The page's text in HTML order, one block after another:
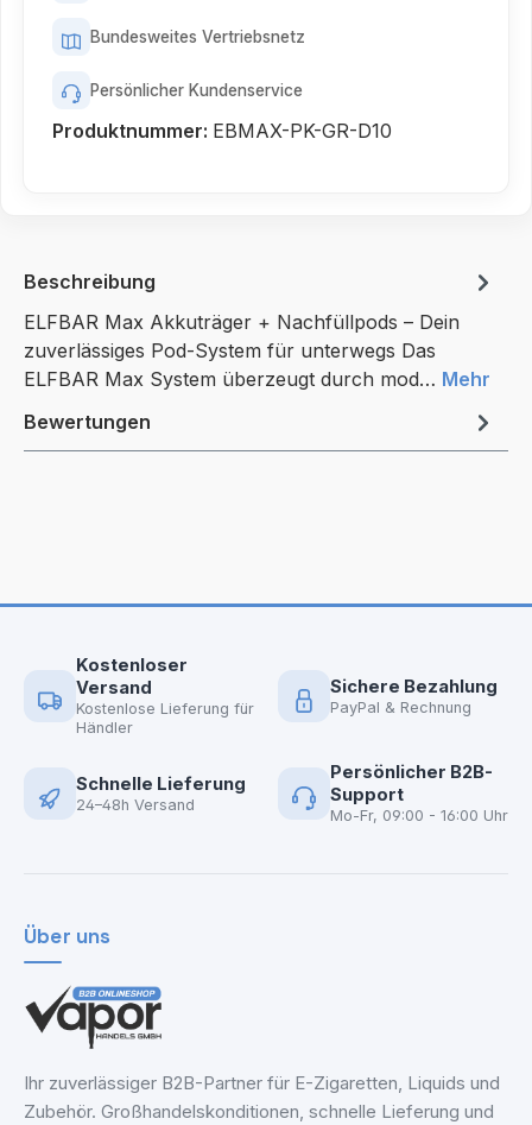
Bundesweites Vertriebsnetz
Persönlicher Kundenservice
Produktnummer: EBMAX-PK-GR-D10
Beschreibung
ELFBAR Max Akkuträger + Nachfüllpods – Dein
zuverlässiges Pod-System für unterwegs Das
ELFBAR Max System überzeugt durch mod… Mehr
Bewertungen
Kostenloser
Versand
Kostenlose Lieferung für
Händler
Sichere Bezahlung
PayPal & Rechnung
Schnelle Lieferung
24–48h Versand
Persönlicher B2B-
Support
Mo-Fr, 09:00 - 16:00 Uhr
Über uns
Ihr zuverlässiger B2B-Partner für E-Zigaretten, Liquids und
Zubehör. Großhandelskonditionen, schnelle Lieferung und